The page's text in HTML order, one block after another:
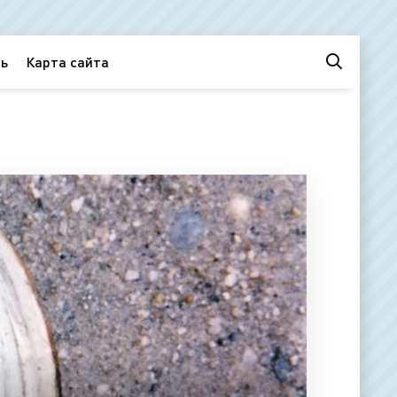
Карта сайта